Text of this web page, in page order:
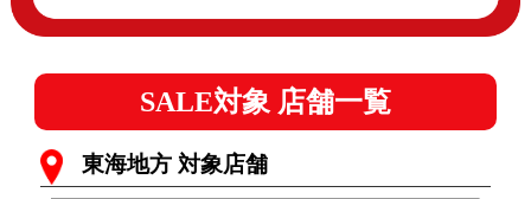
SALE対象 店舗一覧
東海地方 対象店舗